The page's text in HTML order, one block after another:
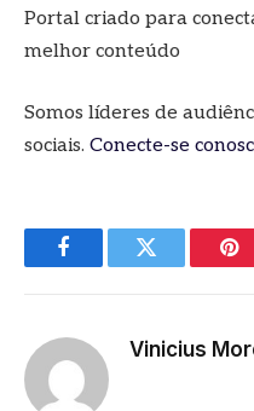
Portal criado para
melhor conteúdo
Somos líderes de
sociais. Conecte-se
FacebookTwitter
Vinicius